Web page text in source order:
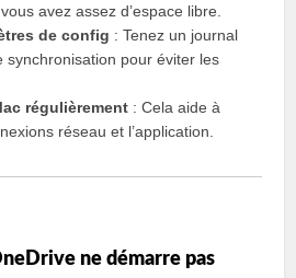
avez assez d’espace libre.
de config : Tenez un journal
synchronisation pour éviter les
régulièrement : Cela aide à
réseau et l’application.
ne démarre pas